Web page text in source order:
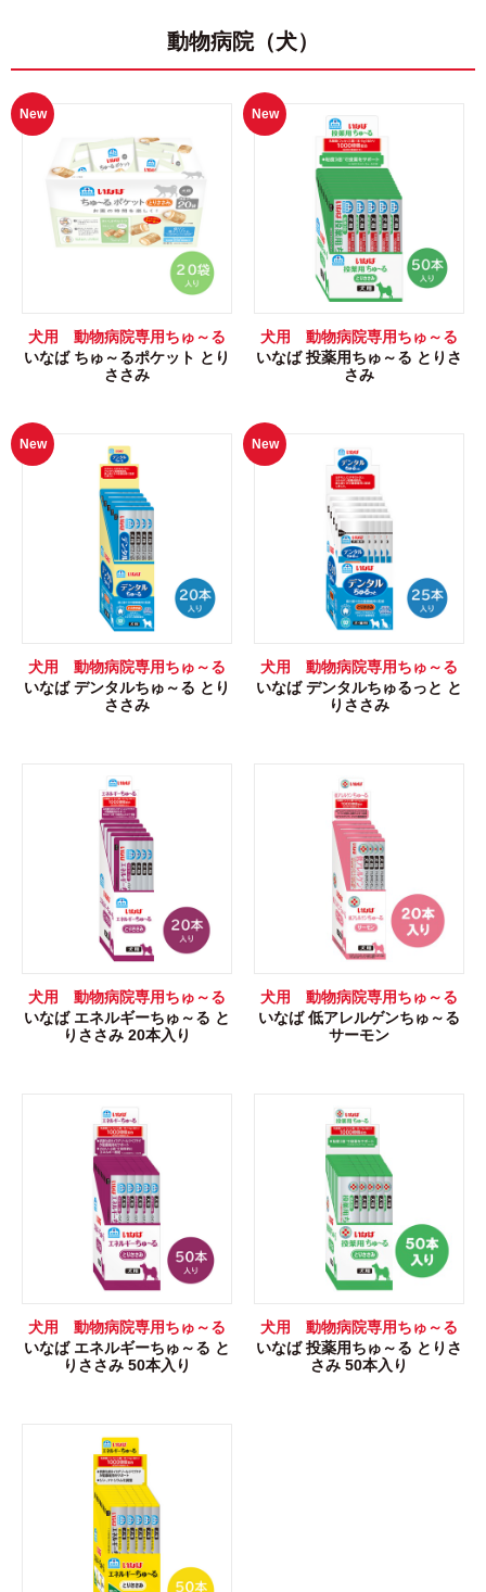
動物病院（犬）
New
犬用 動物病院専用ちゅ～る
いなば ちゅ～るポケット とり
ささみ
New
犬用 動物病院専用ちゅ～る
いなば 投薬用ちゅ～る とりさ
さみ
New
犬用 動物病院専用ちゅ～る
いなば デンタルちゅ～る とり
ささみ
New
犬用 動物病院専用ちゅ～る
いなば デンタルちゅるっと と
りささみ
犬用 動物病院専用ちゅ～る
いなば エネルギーちゅ～る と
りささみ 20本入り
犬用 動物病院専用ちゅ～る
いなば 低アレルゲンちゅ～る
サーモン
犬用 動物病院専用ちゅ～る
いなば エネルギーちゅ～る と
りささみ 50本入り
犬用 動物病院専用ちゅ～る
いなば 投薬用ちゅ～る とりさ
さみ 50本入り